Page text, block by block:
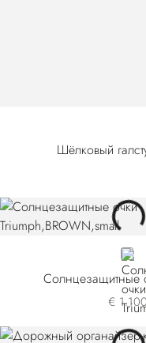
Шёлковый
Солнцезащитные
€